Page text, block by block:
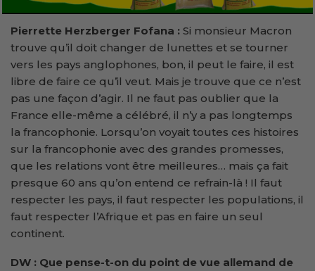
Pierrette Herzberger Fofana : Si monsieur Macron
trouve qu’il doit changer de lunettes et se tourner
vers les pays anglophones, bon, il peut le faire, il est
libre de faire ce qu’il veut. Mais je trouve que ce n’est
pas une façon d’agir. Il ne faut pas oublier que la
France elle-même a célébré, il n’y a pas longtemps
la francophonie. Lorsqu’on voyait toutes ces histoires
sur la francophonie avec des grandes promesses,
que les relations vont être meilleures… mais ça fait
presque 60 ans qu’on entend ce refrain-là ! Il faut
respecter les pays, il faut respecter les populations, il
faut respecter l’Afrique et pas en faire un seul
continent.
DW : Que pense-t-on du point de vue allemand de